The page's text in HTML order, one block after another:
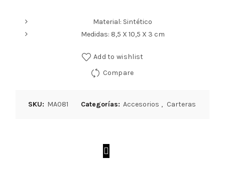
Material: Sintético
Medidas: 8,5 X 10,5 X 3 cm
Add to wishlist
Compare
SKU: MA081 Categorías: Accesorios , Carteras